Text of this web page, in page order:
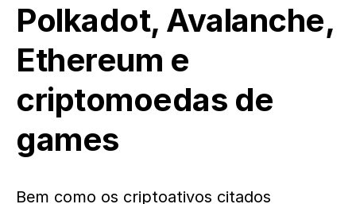
Polkadot, Avalanche,
Ethereum e
criptomoedas de
games
Bem como os criptoativos citados